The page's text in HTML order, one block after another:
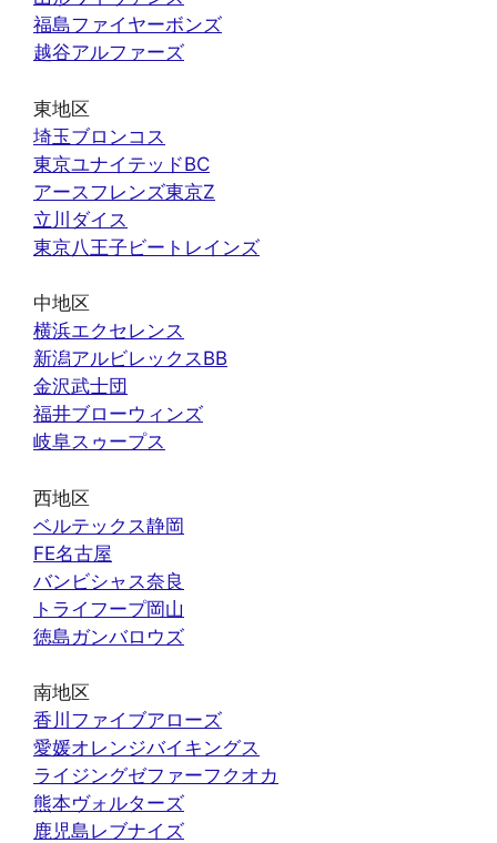
福島ファイヤーボンズ
越谷アルファーズ
東地区
埼玉ブロンコス
東京ユナイテッドBC
アースフレンズ東京Z
立川ダイス
東京八王子ビートレインズ
中地区
横浜エクセレンス
新潟アルビレックスBB
金沢武士団
福井ブローウィンズ
岐阜スゥープス
西地区
ベルテックス静岡
FE名古屋
バンビシャス奈良
トライフープ岡山
徳島ガンバロウズ
南地区
香川ファイブアローズ
愛媛オレンジバイキングス
ライジングゼファーフクオカ
熊本ヴォルターズ
鹿児島レブナイズ